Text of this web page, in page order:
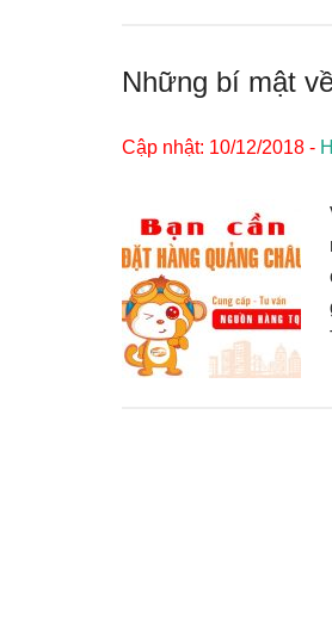
Những bí mật
Cập nhật: 10/12/2018 -